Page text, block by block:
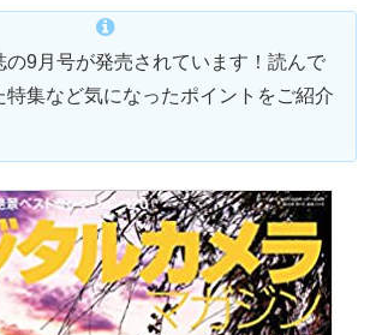
の9月号が発売されています！読んで
特集など気になったポイントをご紹介